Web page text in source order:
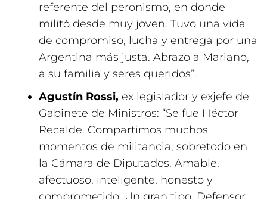
referente del peronismo, en donde
militó desde muy joven. Tuvo una vida
de compromiso, lucha y entrega por una
Argentina más justa. Abrazo a Mariano,
a su familia y seres queridos”.
Agustín Rossi, ex legislador y exjefe de
Gabinete de Ministros: “Se fue Héctor
Recalde. Compartimos muchos
momentos de militancia, sobretodo en
la Cámara de Diputados. Amable,
afectuoso, inteligente, honesto y